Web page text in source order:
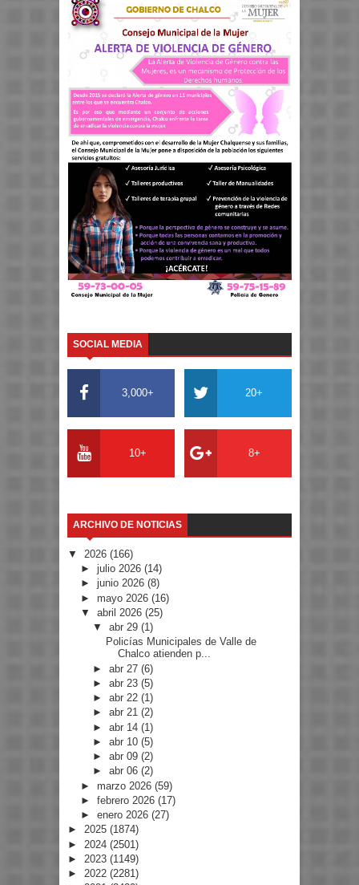
SOCIAL MEDIA
3,000+ 20+
10+ 8+
ARCHIVO DE NOTICIAS
▼ 2026 (166)
► julio 2026 (14)
► junio 2026 (8)
► mayo 2026 (16)
▼ abril 2026 (25)
▼abr 29(1)
Policías Municipales de Valle de
Chalco atienden p...
►abr 27(6)
►abr 23(5)
►abr 22(1)
►abr 21(2)
►abr 14(1)
►abr 10(5)
►abr 09(2)
►abr 06(2)
► marzo 2026 (59)
► febrero 2026 (17)
► enero 2026 (27)
► 2025 (1874)
► 2024 (2501)
► 2023 (1149)
► 2022 (2281)